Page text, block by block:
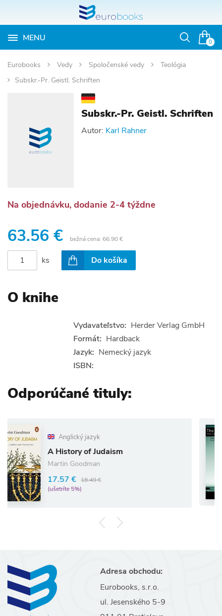
0
MENU
Otvoriť
Eurobooks Vedy Spoločenské vedy
Teológia
Subskr.-Pr. Geistl. Schriften
Subskr.-Pr. Geistl. Schriften
Autor: Karl Rahner
Na objednávku, dodanie 2-4 týždne
63.56 € bežná cena: 66.90 €
ks Do košíka
O knihe
Vydavateľstvo: Herder Verlag GmbH
Formát: Hardback
Jazyk: Nemecký jazyk
ISBN:
Odporúčané tituly:
Anglický jazyk
A History of Judaism
Martin Goodman
17.57 € 18.49 €
(ušetríte 5%)
Adresa obchodu:
Eurobooks, s.r.o.
ul. Jesenského 5-9